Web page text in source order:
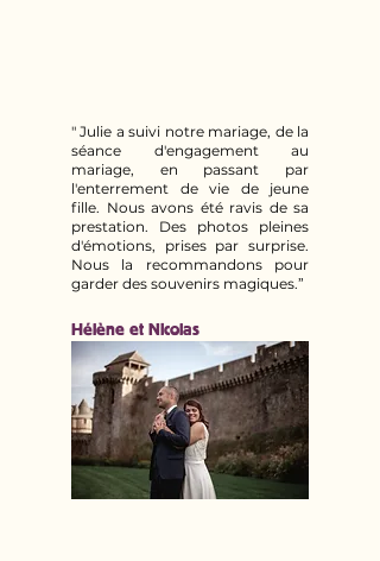
" Julie a suivi notre mariage, de la
séance d'engagement au
mariage, en passant par
l'enterrement de vie de jeune
fille. Nous avons été ravis de sa
prestation. Des photos pleines
d'émotions, prises par surprise.
Nous la recommandons pour
garder des souvenirs magiques.”
Hélène et Nicolas